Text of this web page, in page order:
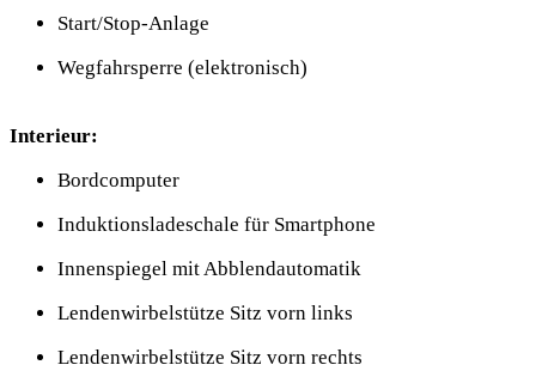
Start/Stop-Anlage
Wegfahrsperre (elektronisch)
Interieur:
Bordcomputer
Induktionsladeschale für Smartphone
Innenspiegel mit Abblendautomatik
Lendenwirbelstütze Sitz vorn links
Lendenwirbelstütze Sitz vorn rechts